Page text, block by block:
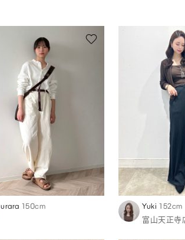
urara 150cm Yuki 152cm
富山天正寺